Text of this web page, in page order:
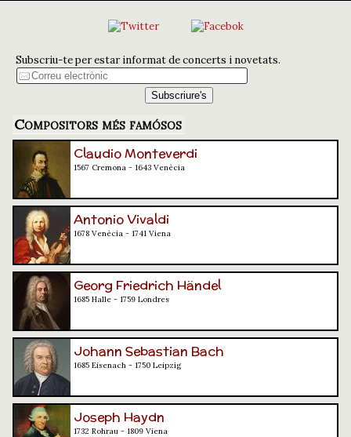
Subscriu-te per estar informat de concerts i novetats.
Compositors més famósos
Claudio Monteverdi
1567 Cremona - 1643 Venècia
Antonio Vivaldi
1678 Venècia - 1741 Viena
Georg Friedrich Händel
1685 Halle - 1759 Londres
Johann Sebastian Bach
1685 Eisenach - 1750 Leipzig
Joseph Haydn
1732 Rohrau - 1809 Viena